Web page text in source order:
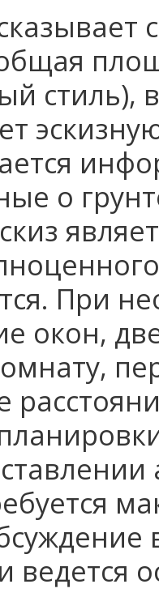
стиль),
о
При
окон,
ведется